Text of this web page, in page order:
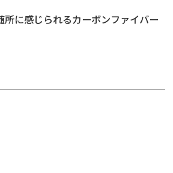
に感じられるカーボンファイバー